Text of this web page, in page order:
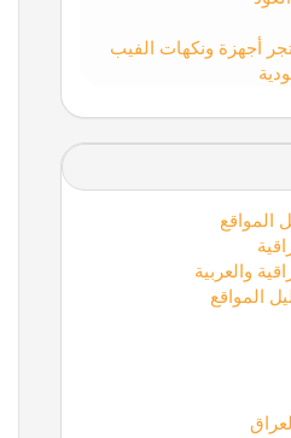
أجهزة ونكهات الفيب
المواقع
والعربية
المواقع